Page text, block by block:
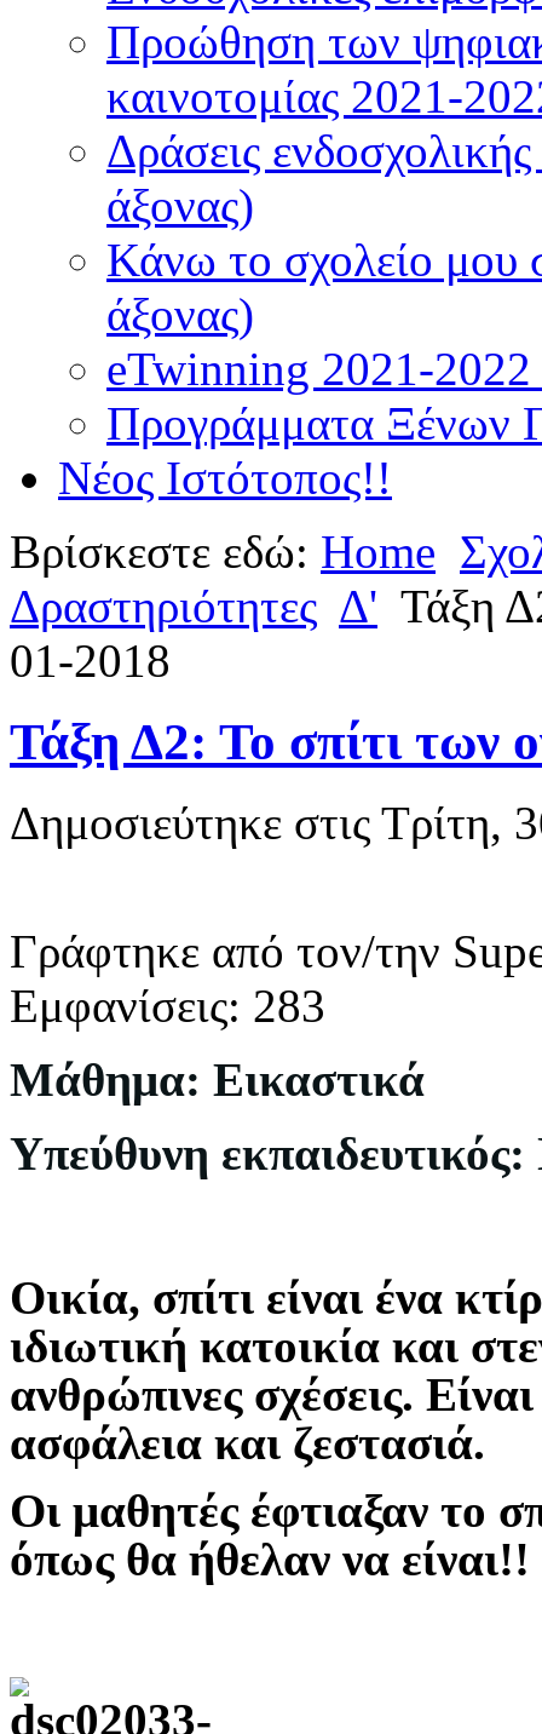
Προώθηση των
καινοτομίας 2021-
Δράσεις
άξονας)
Κάνω το σχολείο μου
άξονας)
eTwinning 2021-
Προγράμματα Ξένων
Νέος Ιστότοπος!!
Βρίσκεστε εδώ: Home
Δραστηριότητες Δ' Τάξη
01-2018
Τάξη Δ2: Το σπίτι των
Δημοσιεύτηκε στις Τρίτη,
Γράφτηκε από τον/την
Εμφανίσεις: 283
Μάθημα: Εικαστικά
Υπεύθυνη
Οικία, σπίτι είναι ένα
ιδιωτική κατοικία και
ανθρώπινες σχέσεις.
ασφάλεια και ζεστασιά.
Οι μαθητές έφτιαξαν το
όπως θα ήθελαν να είναι!!